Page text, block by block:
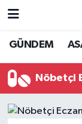
GÜNDEM
Nöbetçi
Tire
Tire Hava
Tire Trafik